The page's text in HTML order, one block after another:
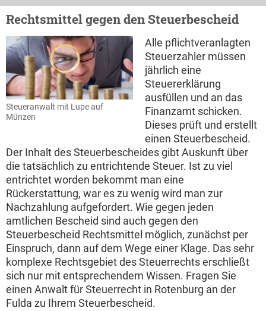
Rechtsmittel gegen den Steuerbescheid
Steueranwalt mit Lupe auf
Münzen
Alle pflichtveranlagten
Steuerzahler müssen
jährlich eine
Steuererklärung
ausfüllen und an das
Finanzamt schicken.
Dieses prüft und erstellt
einen Steuerbescheid.
Der Inhalt des Steuerbescheides gibt Auskunft über
die tatsächlich zu entrichtende Steuer. Ist zu viel
entrichtet worden bekommt man eine
Rückerstattung, war es zu wenig wird man zur
Nachzahlung aufgefordert. Wie gegen jeden
amtlichen Bescheid sind auch gegen den
Steuerbescheid Rechtsmittel möglich, zunächst per
Einspruch, dann auf dem Wege einer Klage. Das sehr
komplexe Rechtsgebiet des Steuerrechts erschließt
sich nur mit entsprechendem Wissen. Fragen Sie
einen Anwalt für Steuerrecht in Rotenburg an der
Fulda zu Ihrem Steuerbescheid.